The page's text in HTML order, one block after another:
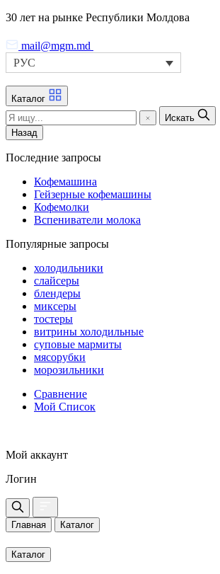
Skip
the
content
30 лет на рынке Республики Молдова
mail@mgm.md
РУС
Каталог
Искать
Назад
Последние запросы
Кофемашина
Гейзерные кофемашины
Кофемолки
Вспениватели молока
Популярные запросы
холодильники
слайсеры
блендеры
миксеры
тостеры
витрины холодильные
суповые мармиты
мясорубки
морозильники
Сравнение
Мой Список
Мой аккаунт
Логин
Главная Каталог
Каталог